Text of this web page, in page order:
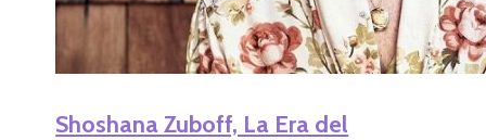
Shoshana Zuboff, La Era del